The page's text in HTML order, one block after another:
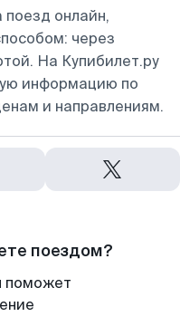
онлайн,
через
На Купибилет.ру
информацию по
и направлениям.
поездом?
поможет